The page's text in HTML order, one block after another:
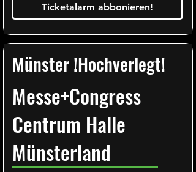
Ticketalarm abbonieren!
Münster !Hochverlegt!
Messe+Congress
Centrum Halle
Münsterland